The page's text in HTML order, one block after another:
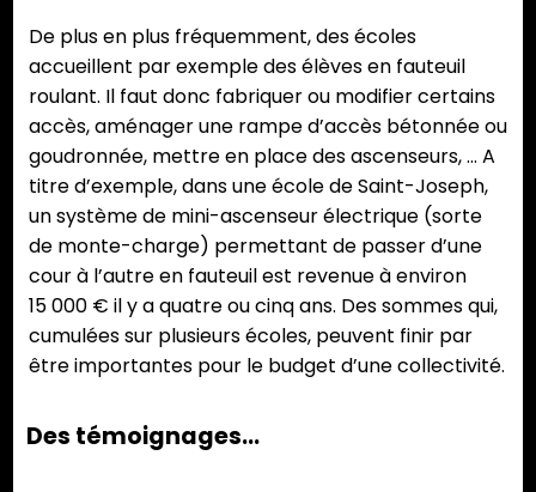
De plus en plus fréquemment, des écoles
accueillent par exemple des élèves en fauteuil
roulant. Il faut donc fabriquer ou modifier certains
accès, aménager une rampe d’accès bétonnée ou
goudronnée, mettre en place des ascenseurs, … A
titre d’exemple, dans une école de Saint-Joseph,
un système de mini-ascenseur électrique (sorte
de monte-charge) permettant de passer d’une
cour à l’autre en fauteuil est revenue à environ
15 000 € il y a quatre ou cinq ans. Des sommes qui,
cumulées sur plusieurs écoles, peuvent finir par
être importantes pour le budget d’une collectivité.
Des témoignages…